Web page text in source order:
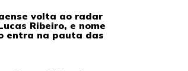
volta ao radar
Ribeiro, e nome
entra na pauta das